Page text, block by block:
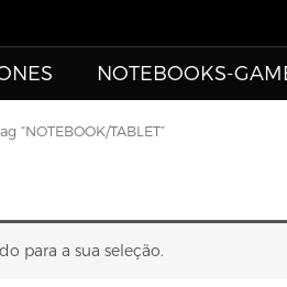
NOTEBOOKS-
TABLET”
para a sua seleção.